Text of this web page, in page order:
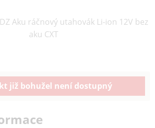
již bohužel není dostupný